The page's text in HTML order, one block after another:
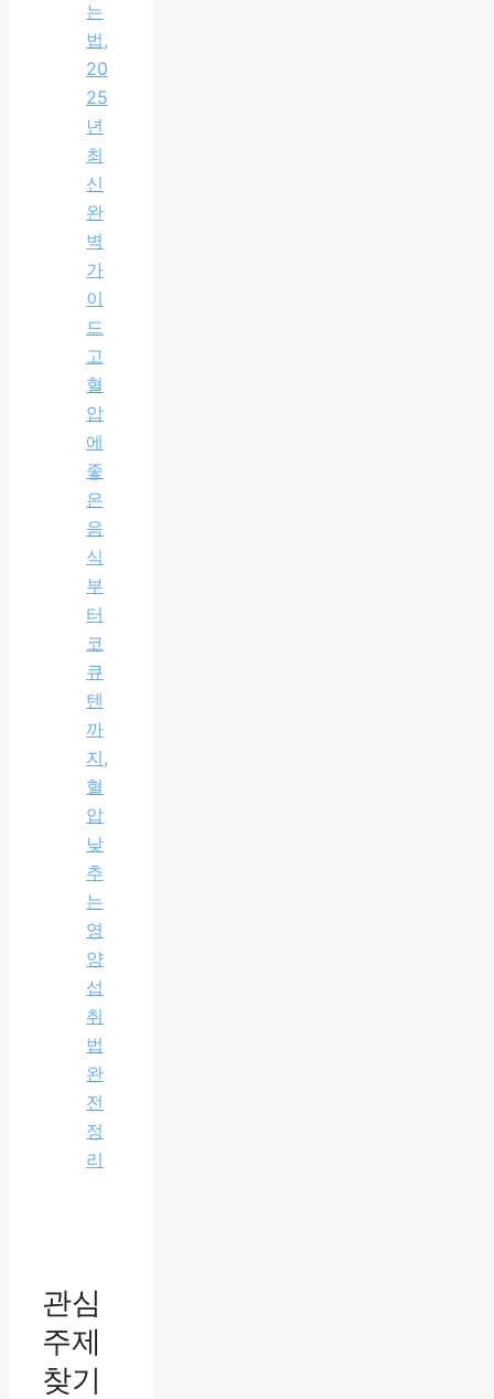
는
법,
20
25
년
최
신
완
벽
가
이
드
고
혈
압
에
좋
은
음
식
부
터
코
큐
텐
까
지,
혈
압
낮
추
는
영
양
섭
취
법
완
전
정
리
관심
주제
찾기